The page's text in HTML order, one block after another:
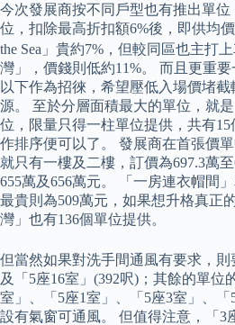
今次發展商按不同戶型也有推出單
位，扣除最高折扣額6%後，即供均
the Sea」貴約7%，但較同區也主打
灣」，價錢則低約11%。 而且更重
以下作為招徠，希望壓低入場價堵
源。 至於分層面積最大的單位，就
位，限量只得一柱單位提供，共有
作排序便可以了。 發展商在首張價
就只有一樓及二樓，訂價為697.3萬
655萬及656萬元。 「一房連衣帽間
最貴則為509萬元，如果想升格真正
灣」也有136個單位提供。
但當然如果對洗手間通風有要求，則
及「5座16室」(392呎)；其餘的單位
室」、「5座1室」、「5座3室」、
設有氣窗可通風。 但值得注意，「3